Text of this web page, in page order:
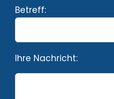
Betreff:
Ihre Nachricht: